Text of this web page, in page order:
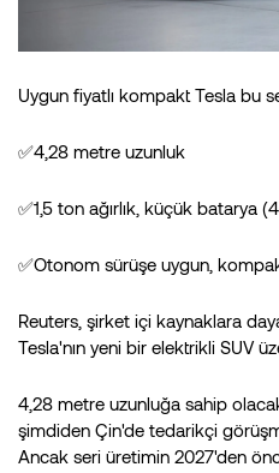
Uygun fiyatlı kompakt Tesla bu
✅4,28 metre uzunluk
✅1,5 ton ağırlık, küçük batarya
✅Otonom sürüşe uygun,
Reuters, şirket içi kaynaklara
Tesla'nın yeni bir elektrikli SUV
4,28 metre uzunluğa sahip
şimdiden Çin'de tedarikçi
Ancak seri üretimin 2027'den